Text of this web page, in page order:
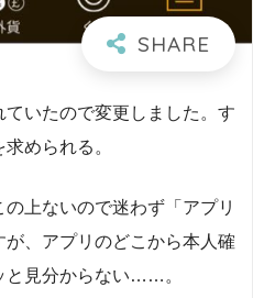
いたので変更しました。す
められる。
上ないので迷わず「アプリ
、アプリのどこから本人確
と見分からない……。